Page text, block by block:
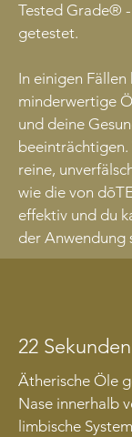
Tested Grade®
getestet.
In einigen Fällen
minderwertige
und deine
reine,
wie die von
effektiv und du
der Anwendung
22 Sekunden
Ätherische Öle
Nase innerhalb
limbische